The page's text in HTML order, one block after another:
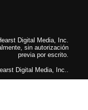
Digital Media, Inc.
sin autorización
previa por escrito.
Digital Media, Inc..